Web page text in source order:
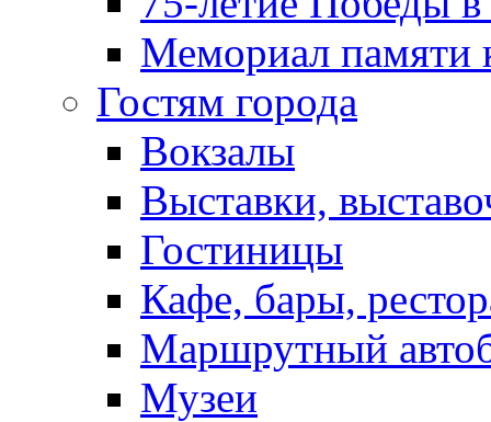
Мемориал памяти
Гостям города
Вокзалы
Выставки,
Гостиницы
Кафе, бары,
Маршрутный
Музеи